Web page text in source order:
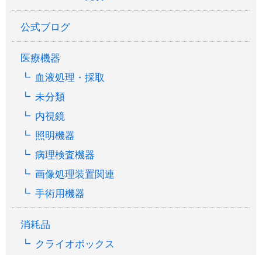
公式ブログ
医療機器
血液処理・採取
未分類
内視鏡
照明機器
病理検査機器
画像処理装置関連
手術用機器
消耗品
クライオボックス